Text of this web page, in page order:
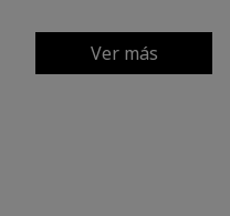
Ver más